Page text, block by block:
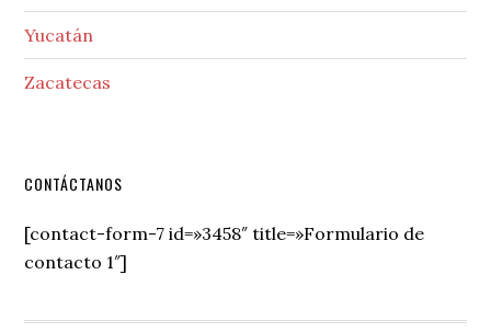
Yucatán
Zacatecas
Secondary
Sidebar
CONTÁCTANOS
[contact-form-7 id=»3458″ title=»Formulario de
contacto 1″]